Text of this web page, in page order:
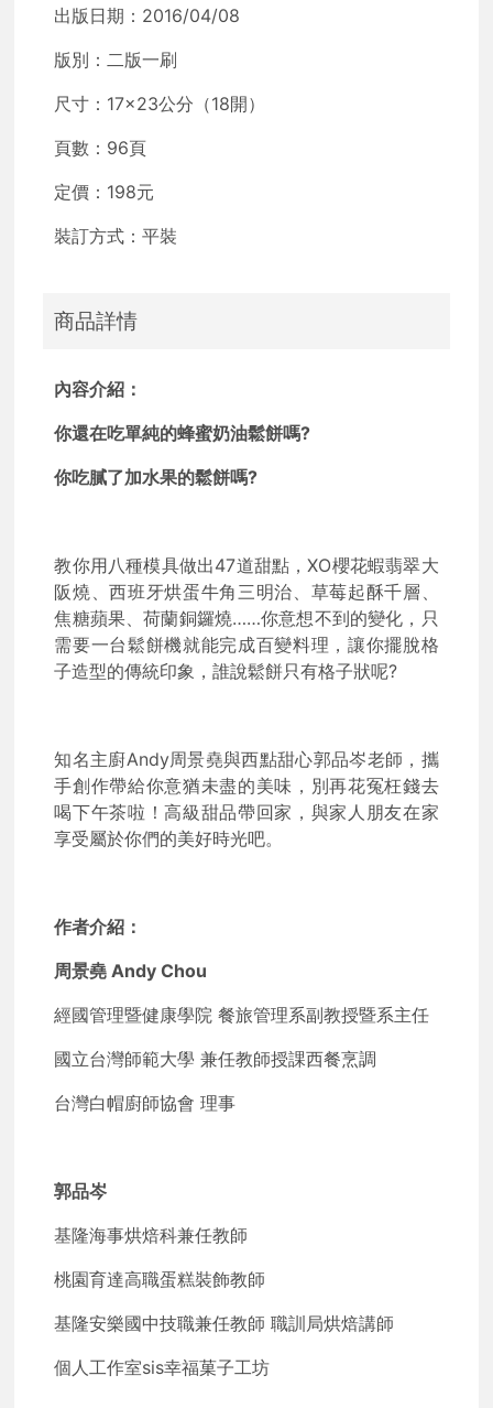
出版日期：2016/04/08
版別：二版一刷
尺寸：17×23公分（18開）
頁數：96頁
定價：198元
裝訂方式：平裝
商品詳情
內容介紹：
你還在吃單純的蜂蜜奶油鬆餅嗎?
你吃膩了加水果的鬆餅嗎?
教你用八種模具做出47道甜點，XO櫻花蝦翡翠大
阪燒、西班牙烘蛋牛角三明治、草莓起酥千層、
焦糖蘋果、荷蘭銅鑼燒……你意想不到的變化，只
需要一台鬆餅機就能完成百變料理，讓你擺脫格
子造型的傳統印象，誰說鬆餅只有格子狀呢?
知名主廚Andy周景堯與西點甜心郭品岑老師，攜
手創作帶給你意猶未盡的美味，別再花冤枉錢去
喝下午茶啦！高級甜品帶回家，與家人朋友在家
享受屬於你們的美好時光吧。
作者介紹：
周景堯 Andy Chou
經國管理暨健康學院 餐旅管理系副教授暨系主任
國立台灣師範大學 兼任教師授課西餐烹調
台灣白帽廚師協會 理事
郭品岑
基隆海事烘焙科兼任教師
桃園育達高職蛋糕裝飾教師
基隆安樂國中技職兼任教師 職訓局烘焙講師
個人工作室sis幸福菓子工坊